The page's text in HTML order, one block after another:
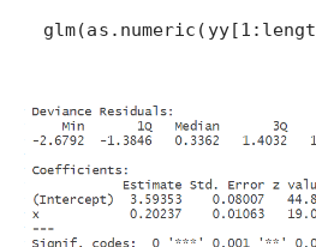
glm(as.numeric(yy[1:lengt